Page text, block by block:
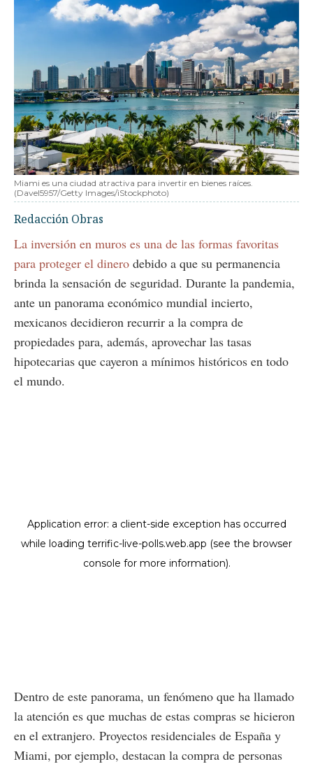
Miami es una ciudad atractiva para invertir en bienes raíces.
(Davel5957/Getty Images/iStockphoto)
Redacción Obras
La inversión en muros es una de las formas favoritas
para proteger el dinero debido a que su permanencia
brinda la sensación de seguridad. Durante la pandemia,
ante un panorama económico mundial incierto,
mexicanos decidieron recurrir a la compra de
propiedades para, además, aprovechar las tasas
hipotecarias que cayeron a mínimos históricos en todo
el mundo.
Dentro de este panorama, un fenómeno que ha llamado
la atención es que muchas de estas compras se hicieron
en el extranjero. Proyectos residenciales de España y
Miami, por ejemplo, destacan la compra de personas